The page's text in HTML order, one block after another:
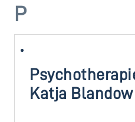
P
Katja Blandow